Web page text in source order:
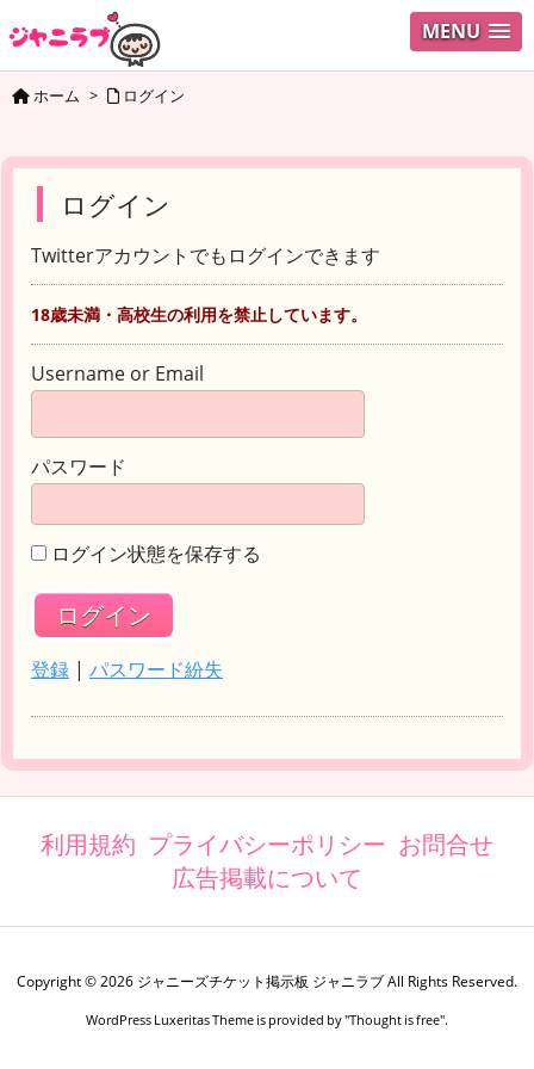
MENU
ホーム > ログイン
ログイン
Twitterアカウントでもログインできます
18歳未満・高校生の利用を禁止しています。
Username or Email
パスワード
ログイン状態を保存する
登録 | パスワード紛失
利用規約 プライバシーポリシー お問合せ
広告掲載について
Copyright ©2026 ジャニーズチケット掲示板 ジャニラブAll Rights Reserved.
WordPress Luxeritas Theme is provided by "Thought is free".